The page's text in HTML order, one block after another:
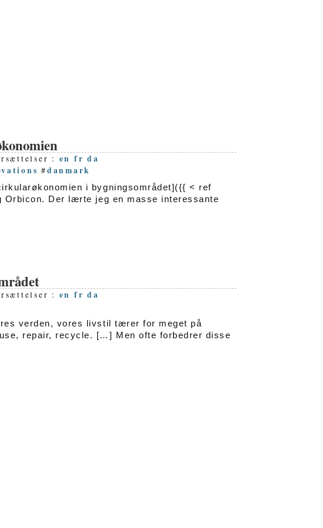
: en fr da
#danmark
i bygningsområdet]({{ < ref
Orbicon. Der lærte jeg en masse interessante
: en fr da
verden, vores livstil tærer for meget på
repair, recycle. […] Men ofte forbedrer disse